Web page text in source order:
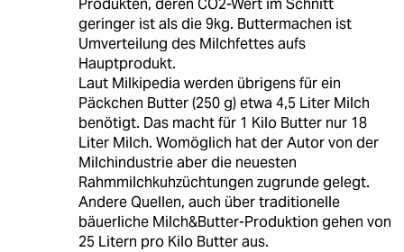
Produkten, deren CO2-Wert im Schnitt
geringer ist als die 9kg. Buttermachen ist
Umverteilung des Milchfettes aufs
Hauptprodukt.
Laut Milkipedia werden übrigens für ein
Päckchen Butter (250 g) etwa 4,5 Liter Milch
benötigt. Das macht für 1 Kilo Butter nur 18
Liter Milch. Womöglich hat der Autor von der
Milchindustrie aber die neuesten
Rahmmilchkuhzüchtungen zugrunde gelegt.
Andere Quellen, auch über traditionelle
bäuerliche Milch&Butter-Produktion gehen von
25 Litern pro Kilo Butter aus.